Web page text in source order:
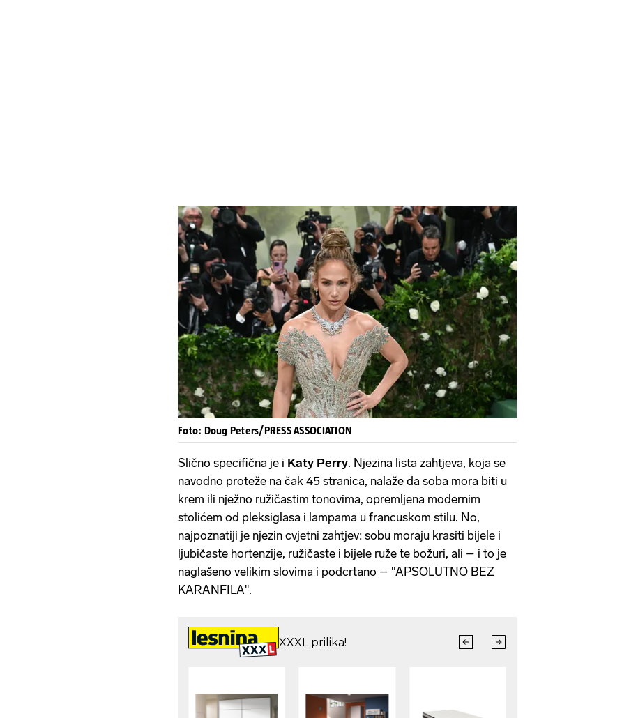
Foto: Doug Peters/PRESS ASSOCIATION
Slično specifična je i Katy Perry. Njezina lista zahtjeva, koja se
navodno proteže na čak 45 stranica, nalaže da soba mora biti u
krem ili nježno ružičastim tonovima, opremljena modernim
stolićem od pleksiglasa i lampama u francuskom stilu. No,
najpoznatiji je njezin cvjetni zahtjev: sobu moraju krasiti bijele i
ljubičaste hortenzije, ružičaste i bijele ruže te božuri, ali – i to je
naglašeno velikim slovima i podcrtano – "APSOLUTNO BEZ
KARANFILA".